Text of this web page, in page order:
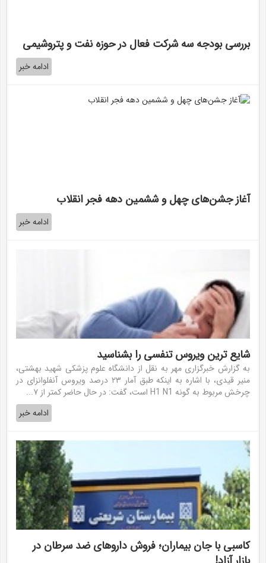
بررسی بودجه سه شرکت فعال در حوزه نفت و پتروشیمی
ادامه خبر
آغاز جشن‌های چهل و ششمین دهه فجر انقلاب
ادامه خبر
شایع ترین ویروس تنفسی را بشناسید
به گزارش خبرگزاری مهر به نقل از دانشگاه علوم پزشکی شهید بهشتی،
منیر قیدی، با اشاره به اینکه طبق آمار ۲۳ درصد ویروس آنفلوانزای در
چرخش مربوط به گونه H1 N1 است، گفت: در حال حاضر کمتر از ۷...
ادامه خبر
کاسبی با جان بیماران؛ فروش داروهای ضد سرطان در